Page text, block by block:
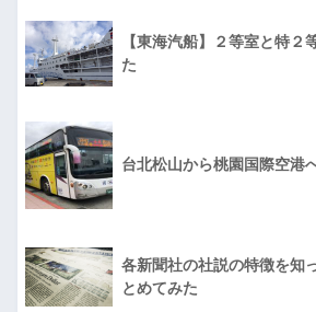
【東海汽船】２等室と特２
た
台北松山から桃園国際空港
各新聞社の社説の特徴を知
とめてみた